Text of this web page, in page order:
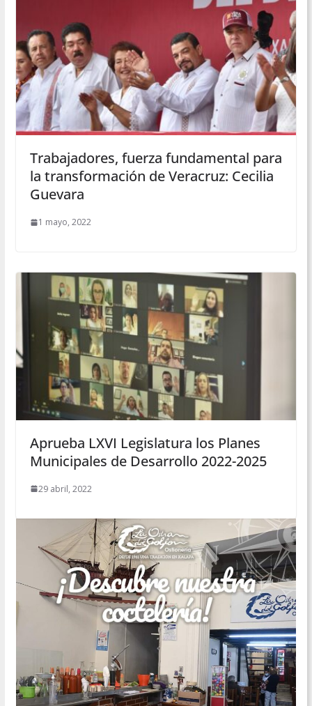
Trabajadores, fuerza fundamental para
la transformación de Veracruz: Cecilia
Guevara
1 mayo, 2022
Aprueba LXVI Legislatura los Planes
Municipales de Desarrollo 2022-2025
29 abril, 2022